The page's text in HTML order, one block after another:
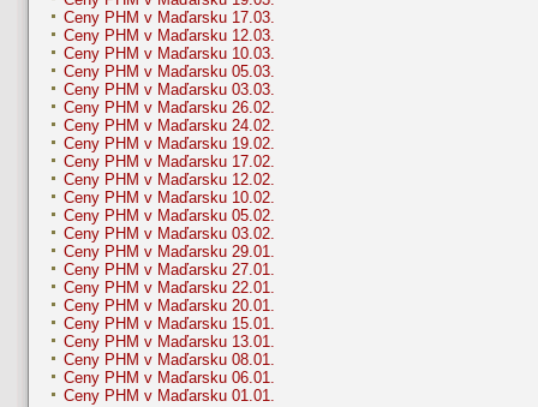
Ceny PHM v Maďarsku 17.03.
Ceny PHM v Maďarsku 12.03.
Ceny PHM v Maďarsku 10.03.
Ceny PHM v Maďarsku 05.03.
Ceny PHM v Maďarsku 03.03.
Ceny PHM v Maďarsku 26.02.
Ceny PHM v Maďarsku 24.02.
Ceny PHM v Maďarsku 19.02.
Ceny PHM v Maďarsku 17.02.
Ceny PHM v Maďarsku 12.02.
Ceny PHM v Maďarsku 10.02.
Ceny PHM v Maďarsku 05.02.
Ceny PHM v Maďarsku 03.02.
Ceny PHM v Maďarsku 29.01.
Ceny PHM v Maďarsku 27.01.
Ceny PHM v Maďarsku 22.01.
Ceny PHM v Maďarsku 20.01.
Ceny PHM v Maďarsku 15.01.
Ceny PHM v Maďarsku 13.01.
Ceny PHM v Maďarsku 08.01.
Ceny PHM v Maďarsku 06.01.
Ceny PHM v Maďarsku 01.01.